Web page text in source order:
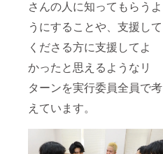
さんの人に知ってもらうよ
うにすることや、支援して
くださる方に支援してよ
かったと思えるようなリ
ターンを実行委員全員で考
えています。